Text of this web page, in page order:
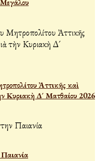
Ἀττικῆς καὶ
Κυριακὴ Δ´ Ματθαίου 2026